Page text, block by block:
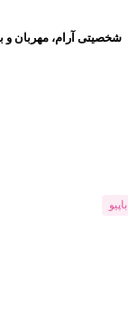
شخصیتی آرام، مهربان و
باپیو